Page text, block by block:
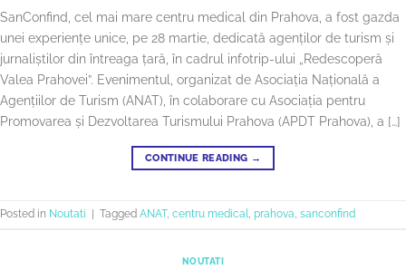
SanConfind, cel mai mare centru medical din Prahova, a fost gazda
unei experiențe unice, pe 28 martie, dedicată agenților de turism și
jurnaliștilor din întreaga țară, în cadrul infotrip-ului „Redescoperă
Valea Prahovei”. Evenimentul, organizat de Asociația Națională a
Agențiilor de Turism (ANAT), în colaborare cu Asociația pentru
Promovarea și Dezvoltarea Turismului Prahova (APDT Prahova), a […]
CONTINUE READING →
Posted in Noutati Tagged ANAT, centru medical, prahova, sanconfind
NOUTATI